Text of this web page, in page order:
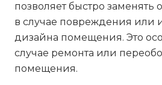
позволяет быстро заменять
в случае повреждения или
дизайна помещения. Это
случае ремонта или
помещения.